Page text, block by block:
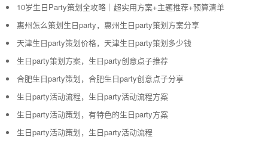
10岁生日Party策划全攻略｜超实用方案+主题推荐+预算清单
惠州怎么策划生日party，惠州生日party策划方案分享
天津生日party策划价格，天津生日party策划多少钱
生日party策划方案，生日party创意点子推荐
合肥生日party策划，合肥生日party创意点子分享
生日party活动流程，生日party活动流程方案
生日party活动策划，有特色的生日party方案
生日party活动策划，生日party活动流程